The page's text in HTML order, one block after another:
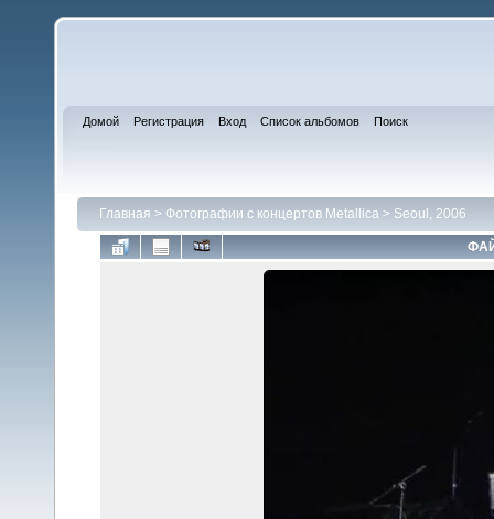
Домой Регистрация Вход Список альбомов Поиск
Главная > Фотографии с концертов Metallica > Seoul, 2006